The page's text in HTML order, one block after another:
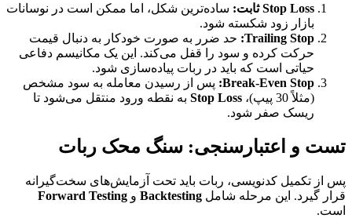
Stop Loss ثابت:
ساده‌ترین شکل، اما ممکن است در نوسانات
بازار زود شکسته شود.
Trailing Stop: حد ضرر به صورت خودکار به دنبال قیمت
حرکت کرده و سود را قفل می‌کند. این یک مکانیسم دفاعی
حیاتی است که باید در ربات پیاده‌سازی شود.
Break-Even Stop: پس از رسیدن معامله به سود مشخص
(مثلاً 30 پیپ)،
Stop Loss به نقطه ورود منتقل می‌شود تا
ریسک صفر شود.
تست و اعتبارسنجی: سنگ محک ربات
پس از تکمیل کدنویسی، ربات باید تحت آزمایش‌های سخت‌گیرانه
قرار گیرد. این مرحله شامل Backtesting و Forward Testing
است.